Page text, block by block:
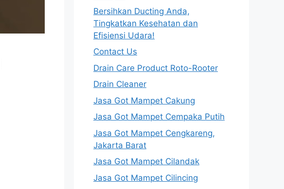
Bersihkan Ducting Anda,
Tingkatkan Kesehatan dan
Efisiensi Udara!
Contact Us
Drain Care Product Roto-Rooter
Drain Cleaner
Jasa Got Mampet Cakung
Jasa Got Mampet Cempaka Putih
Jasa Got Mampet Cengkareng,
Jakarta Barat
Jasa Got Mampet Cilandak
Jasa Got Mampet Cilincing